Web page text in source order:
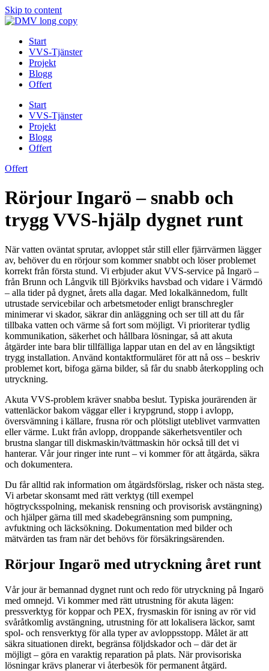
Skip to content
Start
VVS-Tjänster
Projekt
Blogg
Offert
Start
VVS-Tjänster
Projekt
Blogg
Offert
Offert
Rörjour Ingarö – snabb och
trygg VVS-hjälp dygnet runt
När vatten oväntat sprutar, avloppet står still eller fjärrvärmen lägger
av, behöver du en rörjour som kommer snabbt och löser problemet
korrekt från första stund. Vi erbjuder akut VVS-service på Ingarö –
från Brunn och Långvik till Björkviks havsbad och vidare i Värmdö
– alla tider på dygnet, årets alla dagar. Med lokalkännedom, fullt
utrustade servicebilar och arbetsmetoder enligt branschregler
minimerar vi skador, säkrar din anläggning och ser till att du får
tillbaka vatten och värme så fort som möjligt. Vi prioriterar tydlig
kommunikation, säkerhet och hållbara lösningar, så att akuta
åtgärder inte bara blir tillfälliga lappar utan en del av en långsiktigt
trygg installation. Använd kontaktformuläret för att nå oss – beskriv
problemet kort, bifoga gärna bilder, så får du snabb återkoppling och
utryckning.
Akuta VVS-problem kräver snabba beslut. Typiska jourärenden är
vattenläckor bakom väggar eller i krypgrund, stopp i avlopp,
översvämning i källare, frusna rör och plötsligt uteblivet varmvatten
eller värme. Lukt från avlopp, droppande säkerhetsventiler och
brustna slangar till diskmaskin/tvättmaskin hör också till det vi
hanterar. Vår jour ringer inte runt – vi kommer för att åtgärda, säkra
och dokumentera.
Du får alltid rak information om åtgärdsförslag, risker och nästa steg.
Vi arbetar skonsamt med rätt verktyg (till exempel
högtrycksspolning, mekanisk rensning och provisorisk avstängning)
och hjälper gärna till med skadebegränsning som pumpning,
avfuktning och läcksökning. Dokumentation med bilder och
mätvärden tas fram när det behövs för försäkringsärenden.
Rörjour Ingarö med utryckning året runt
Vår jour är bemannad dygnet runt och redo för utryckning på Ingarö
med omnejd. Vi kommer med rätt utrustning för akuta lägen:
pressverktyg för koppar och PEX, frysmaskin för isning av rör vid
svåråtkomlig avstängning, utrustning för att lokalisera läckor, samt
spol- och rensverktyg för alla typer av avloppsstopp. Målet är att
säkra situationen direkt, begränsa följdskador och – där det är
möjligt – göra en varaktig reparation på plats. När provisoriska
lösningar krävs planerar vi återbesök för permanent åtgärd.